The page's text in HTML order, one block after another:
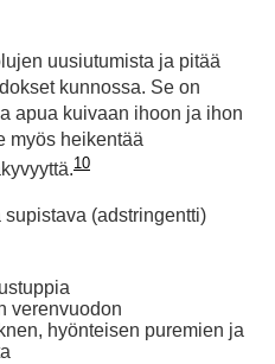
uusiutumista ja pitää
kunnossa. Se on
apua kuivaan ihoon ja ihon
myös heikentää
10
(adstringentti)
verenvuodon
hyönteisen puremien ja